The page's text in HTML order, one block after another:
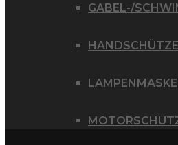
GABEL-/